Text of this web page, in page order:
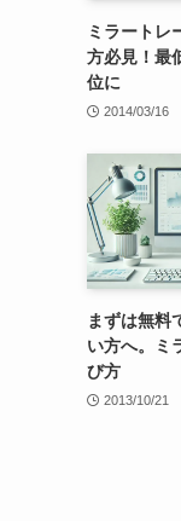
ミラートレ
方必見！最
位に
2014/03/16
まずは無料
い方へ。ミ
び方
2013/10/21